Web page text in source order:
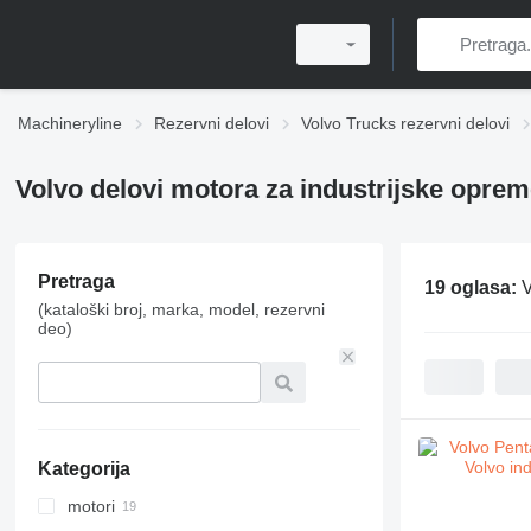
Machineryline Rezervni delovi Volvo Trucks rezervni delovi
Volvo delovi motora za industrijske
Pretraga
(kataloški broj, marka, model, rezervni
deo)
Kategorija
motori
19 oglasa: